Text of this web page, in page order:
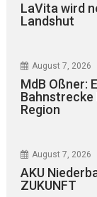
LaVita wird
Landshut
August 7, 2026
MdB Oßner:
Bahnstrecke
Region
August 7, 2026
AKU
ZUKUNFT